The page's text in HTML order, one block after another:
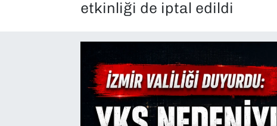
etkinliği de iptal edildi